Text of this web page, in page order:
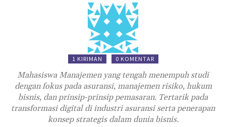
1 KIRIMAN 0 KOMENTAR
Mahasiswa Manajemen yang tengah menempuh studi
dengan fokus pada asuransi, manajemen risiko, hukum
bisnis, dan prinsip-prinsip pemasaran. Tertarik pada
transformasi digital di industri asuransi serta penerapan
konsep strategis dalam dunia bisnis.